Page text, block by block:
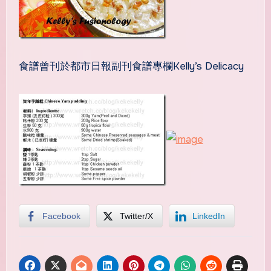
食譜曾刊於都市日報副刊食譜專欄Kelly’s Delicacy
Facebook Twitter/X LinkedIn